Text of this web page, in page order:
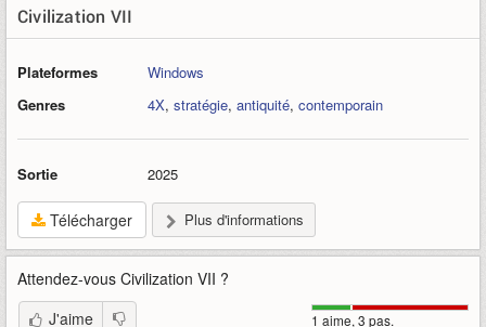
Civilization VII
Plateformes
Windows
Genres
4X, stratégie, antiquité, contemporain
Sortie 2025
Télécharger Plus d'informations
Attendez-vous Civilization VII ?
1 aime, 3 pas.
J'aime